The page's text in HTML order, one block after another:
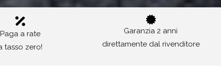
Paga a rate
tasso zero!
Garanzia 2 anni
direttamente dal rivenditore